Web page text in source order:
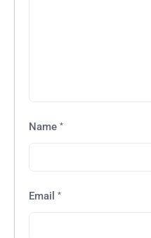
Name *
Email *